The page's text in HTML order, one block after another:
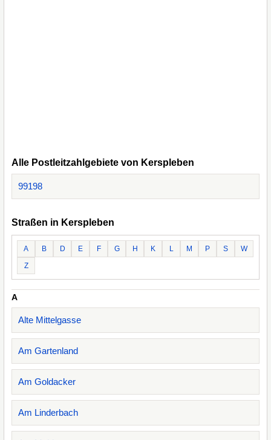
Alle Postleitzahlgebiete von Kerspleben
99198
Straßen in Kerspleben
A B D E F G H K L M P S
W
Z
A
Alte Mittelgasse
Am Gartenland
Am Goldacker
Am Linderbach